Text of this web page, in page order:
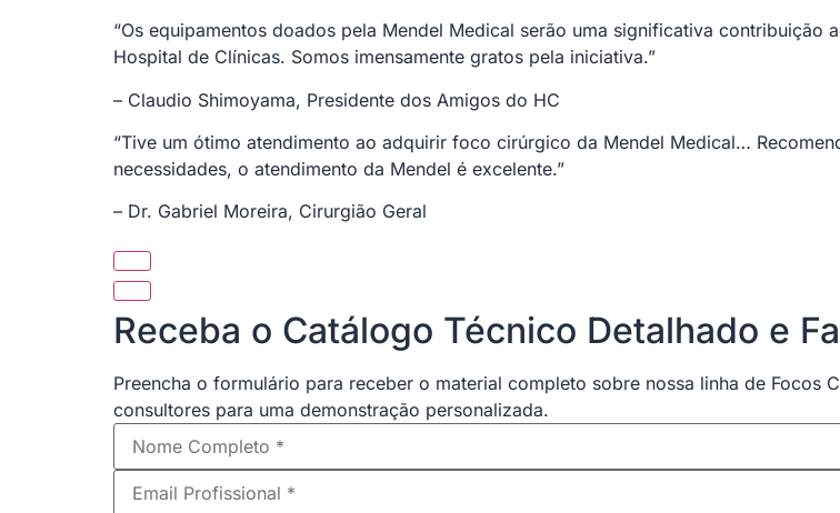
“Os equipamentos doados pela Mendel Medical serão uma significativa
Hospital de Clínicas. Somos imensamente gratos pela iniciativa.”
– Claudio Shimoyama, Presidente dos Amigos do HC
“Tive um ótimo atendimento ao adquirir foco cirúrgico da Mendel Medical…
necessidades, o atendimento da Mendel é excelente.”
– Dr. Gabriel Moreira, Cirurgião Geral
Receba o Catálogo Técnico Detalhado e
Preencha o formulário para receber o material completo sobre nossa linha de Focos
consultores para uma demonstração personalizada.